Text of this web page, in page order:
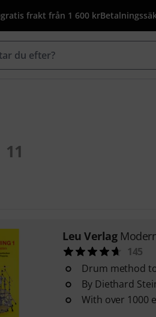
gratis frakt från 1 600 kr
11
Leu Verlag
145
Drum method
By Diethard
With over 1000